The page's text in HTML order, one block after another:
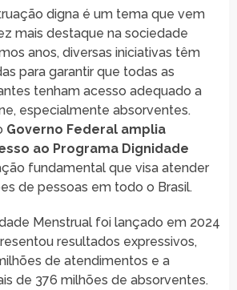
digna é um tema que vem
mais destaque na sociedade
anos, diversas iniciativas têm
para garantir que todas as
tenham acesso adequado a
especialmente absorventes.
Governo Federal amplia
ao Programa Dignidade
fundamental que visa atender
de pessoas em todo o Brasil.
Menstrual foi lançado em 2024
resultados expressivos,
de atendimentos e a
de 376 milhões de absorventes.